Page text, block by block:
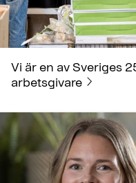
Vi är en av Sveriges
arbetsgivare